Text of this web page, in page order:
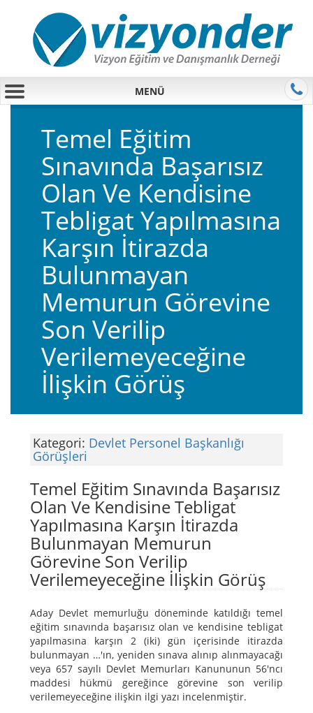
MENÜ
Temel Eğitim
Sınavında Başarısız
Olan Ve Kendisine
Tebligat Yapılmasına
Karşın İtirazda
Bulunmayan
Memurun Görevine
Son Verilip
Verilemeyeceğine
İlişkin Görüş
Kategori: Devlet Personel Başkanlığı
Görüşleri
Temel Eğitim Sınavında Başarısız
Olan Ve Kendisine Tebligat
Yapılmasına Karşın İtirazda
Bulunmayan Memurun
Görevine Son Verilip
Verilemeyeceğine İlişkin Görüş
Aday Devlet memurluğu döneminde katıldığı temel
eğitim sınavında başarısız olan ve kendisine tebligat
yapılmasına karşın 2 (iki) gün içerisinde itirazda
bulunmayan …'ın, yeniden sınava alınıp alınmayacağı
veya 657 sayılı Devlet Memurları Kanununun 56'ncı
maddesi hükmü gereğince görevine son verilip
verilemeyeceğine ilişkin ilgi yazı incelenmiştir.